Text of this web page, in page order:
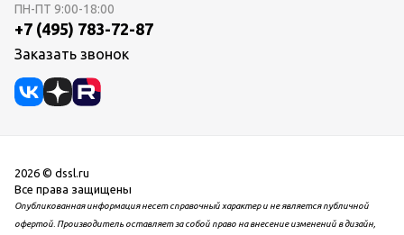
ПН-ПТ 9:00-18:00
+7 (495) 783-72-87
Заказать звонок
2026 © dssl.ru
Все права защищены
Опубликованная информация несет справочный характер и не является публичной
офертой. Производитель оставляет за собой право на внесение изменений в дизайн,